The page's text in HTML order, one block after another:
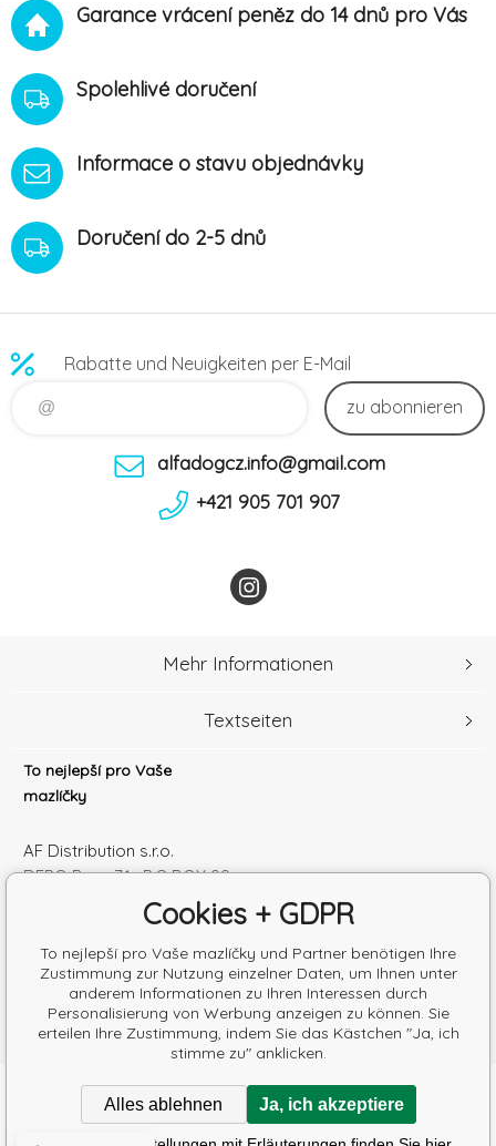
Garance vrácení peněz do 14 dnů pro Vás
Spolehlivé doručení
Informace o stavu objednávky
Doručení do 2-5 dnů
Rabatte und Neuigkeiten per E-Mail
zu abonnieren
alfadogcz.info@gmail.com
+421 905 701 907
To nejlepší pro Vaše
mazlíčky
AF Distribution s.r.o.
DEPO Brno 71 , P.O.BOX 99
Česká republika
Handelsregister Nr.: 52010180
Steuernum.: SK2120864328
Mehr Informationen
Textseiten
Copyright © 2026 AF Distribution s.r.o.
Alle Rechte vorbehalten.
Poradíme s výběrem krmiva
Cookies + GDPR
To nejlepší pro Vaše mazlíčky und Partner benötigen Ihre
Zustimmung zur Nutzung einzelner Daten, um Ihnen unter
anderem Informationen zu Ihren Interessen durch
Personalisierung von Werbung anzeigen zu können. Sie
erteilen Ihre Zustimmung, indem Sie das Kästchen "Ja, ich
stimme zu" anklicken.
Alles ablehnen Ja, ich akzeptiere